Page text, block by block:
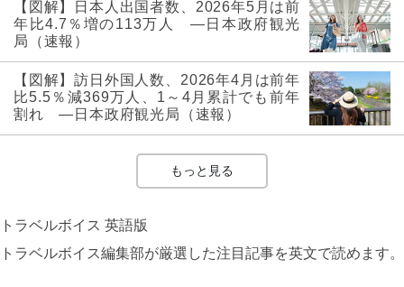
【図解】日本人出国者数、2026年5月は前
年比4.7％増の113万人 ―日本政府観光
局（速報）
【図解】訪日外国人数、2026年4月は前年
比5.5％減369万人、1～4月累計でも前年
割れ ―日本政府観光局（速報）
もっと見る
トラベルボイス 英語版
トラベルボイス編集部が厳選した注目記事を英文で読めます。